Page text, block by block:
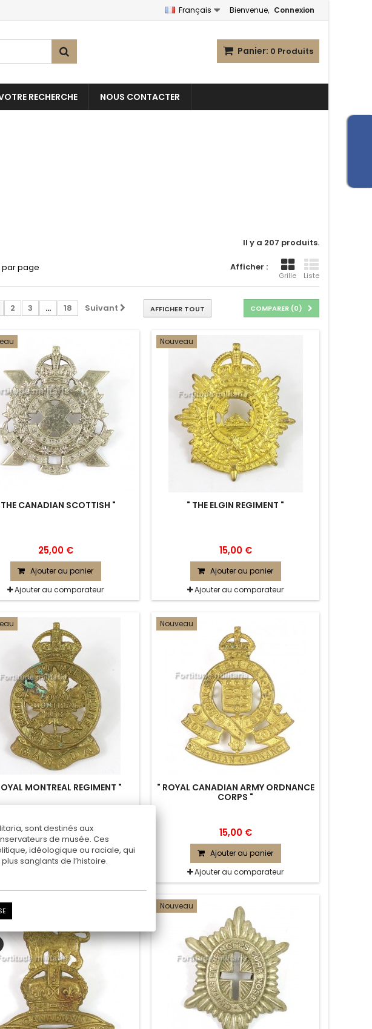
Bienvenue, Connexion
Français
Panier: 0 Produits
RECHERCHE NOUS CONTACTER
Il y a 207 produits.
Afficher :
Grille Liste
par page
COMPARER (0)
AFFICHER TOUT
2 3 ... 18 Suivant
CANADIAN SCOTTISH "
25,00 €
Ajouter au panier
Ajouter au comparateur
Nouveau
" THE ELGIN REGIMENT "
15,00 €
Ajouter au panier
Ajouter au comparateur
MONTREAL REGIMENT "
20,00 €
Ajouter au panier
Nouveau
" ROYAL CANADIAN ARMY ORDNANCE
CORPS "
15,00 €
Ajouter au panier
Ajouter au comparateur
Nouveau
sont destinés aux
de musée. Ces
idéologique ou raciale, qui
sanglants de l’histoire.